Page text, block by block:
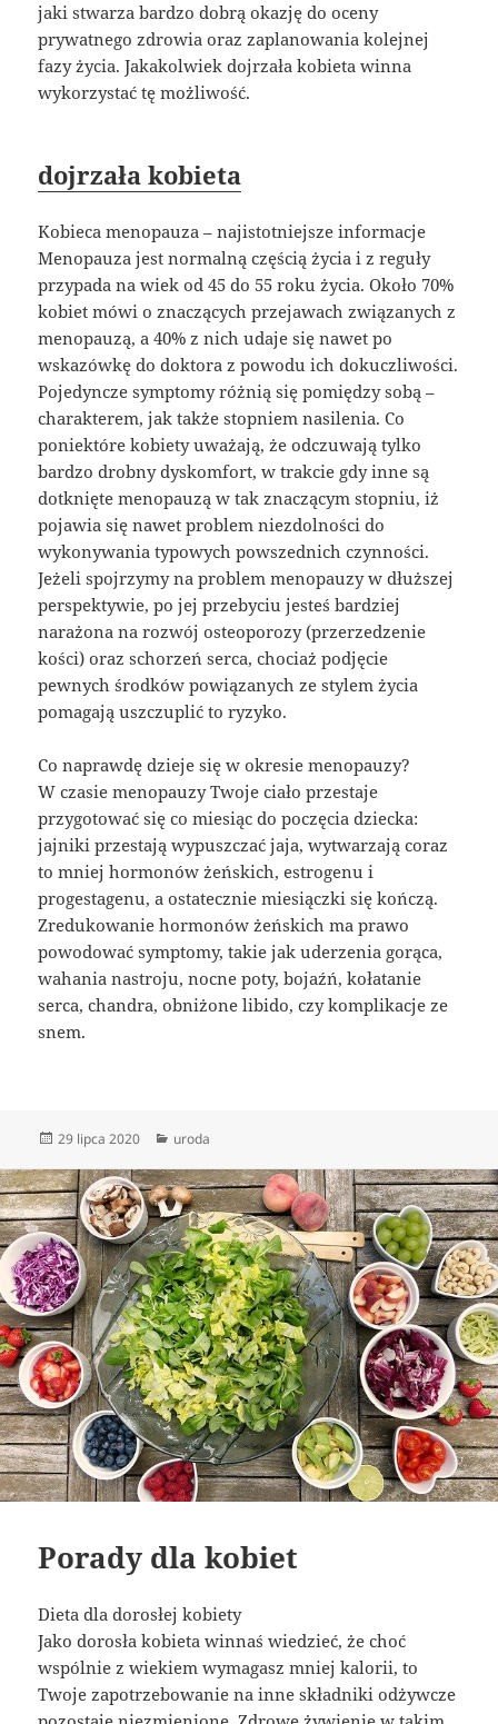
jaki stwarza bardzo dobrą okazję do oceny
prywatnego zdrowia oraz zaplanowania kolejnej
fazy życia. Jakakolwiek dojrzała kobieta winna
wykorzystać tę możliwość.
dojrzała kobieta
Kobieca menopauza – najistotniejsze informacje
Menopauza jest normalną częścią życia i z reguły
przypada na wiek od 45 do 55 roku życia. Około 70%
kobiet mówi o znaczących przejawach związanych z
menopauzą, a 40% z nich udaje się nawet po
wskazówkę do doktora z powodu ich dokuczliwości.
Pojedyncze symptomy różnią się pomiędzy sobą –
charakterem, jak także stopniem nasilenia. Co
poniektóre kobiety uważają, że odczuwają tylko
bardzo drobny dyskomfort, w trakcie gdy inne są
dotknięte menopauzą w tak znaczącym stopniu, iż
pojawia się nawet problem niezdolności do
wykonywania typowych powszednich czynności.
Jeżeli spojrzymy na problem menopauzy w dłuższej
perspektywie, po jej przebyciu jesteś bardziej
narażona na rozwój osteoporozy (przerzedzenie
kości) oraz schorzeń serca, chociaż podjęcie
pewnych środków powiązanych ze stylem życia
pomagają uszczuplić to ryzyko.
Co naprawdę dzieje się w okresie menopauzy?
W czasie menopauzy Twoje ciało przestaje
przygotować się co miesiąc do poczęcia dziecka:
jajniki przestają wypuszczać jaja, wytwarzają coraz
to mniej hormonów żeńskich, estrogenu i
progestagenu, a ostatecznie miesiączki się kończą.
Zredukowanie hormonów żeńskich ma prawo
powodować symptomy, takie jak uderzenia gorąca,
wahania nastroju, nocne poty, bojaźń, kołatanie
serca, chandra, obniżone libido, czy komplikacje ze
snem.
Data
29 lipca 2020 Kategorie
uroda
Porady dla kobiet
Dieta dla dorosłej kobiety
Jako dorosła kobieta winnaś wiedzieć, że choć
wspólnie z wiekiem wymagasz mniej kalorii, to
Twoje zapotrzebowanie na inne składniki odżywcze